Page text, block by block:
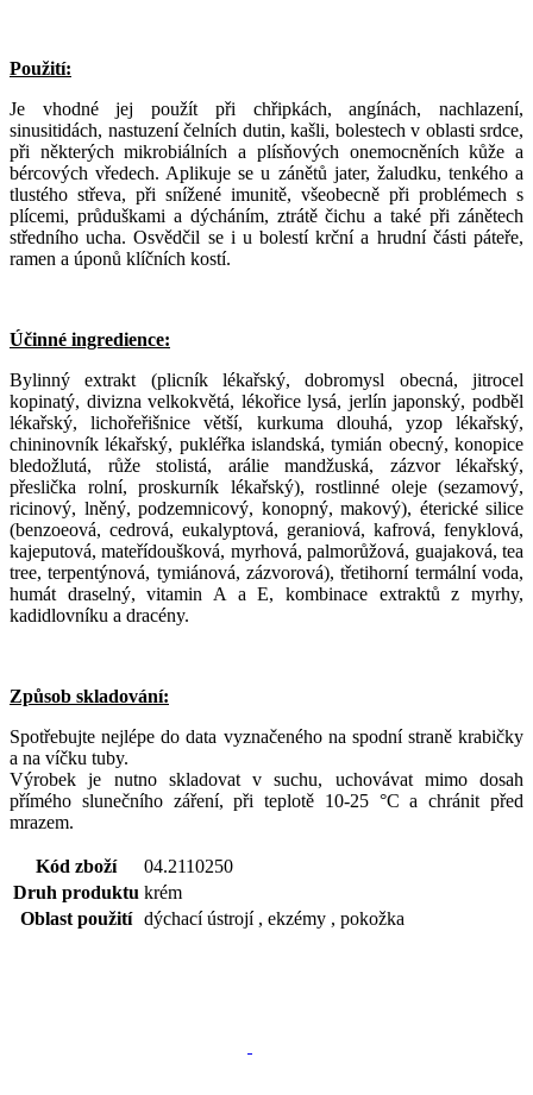
Použití:
Je vhodné jej použít při chřipkách, angínách, nachlazení,
sinusitidách, nastuzení čelních dutin, kašli, bolestech v oblasti srdce,
při některých mikrobiálních a plísňových onemocněních kůže a
bércových vředech. Aplikuje se u zánětů jater, žaludku, tenkého a
tlustého střeva, při snížené imunitě, všeobecně při problémech s
plícemi, průduškami a dýcháním, ztrátě čichu a také při zánětech
středního ucha. Osvědčil se i u bolestí krční a hrudní části páteře,
ramen a úponů klíčních kostí.
Účinné ingredience:
Bylinný extrakt (plicník lékařský, dobromysl obecná, jitrocel
kopinatý, divizna velkokvětá, lékořice lysá, jerlín japonský, podběl
lékařský, lichořeřišnice větší, kurkuma dlouhá, yzop lékařský,
chininovník lékařský, pukléřka islandská, tymián obecný, konopice
bledožlutá, růže stolistá, arálie mandžuská, zázvor lékařský,
přeslička rolní, proskurník lékařský), rostlinné oleje (sezamový,
ricinový, lněný, podzemnicový, konopný, makový), éterické silice
(benzoeová, cedrová, eukalyptová, geraniová, kafrová, fenyklová,
kajeputová, mateřídoušková, myrhová, palmorůžová, guajaková, tea
tree, terpentýnová, tymiánová, zázvorová), třetihorní termální voda,
humát draselný, vitamin A a E, kombinace extraktů z myrhy,
kadidlovníku a dracény.
Způsob skladování:
Spotřebujte nejlépe do data vyznačeného na spodní straně krabičky
a na víčku tuby.
Výrobek je nutno skladovat v suchu, uchovávat mimo dosah
přímého slunečního záření, při teplotě 10-25 °C a chránit před
mrazem.
Kód zboží
04.2110250
Druh produktu krém
Oblast použití dýchací ústrojí , ekzémy , pokožka